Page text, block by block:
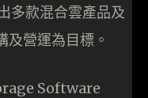
多款混合雲產品及
及營運為目標。
Software